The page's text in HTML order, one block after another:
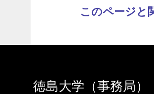
このページと
徳島大学（事務局）